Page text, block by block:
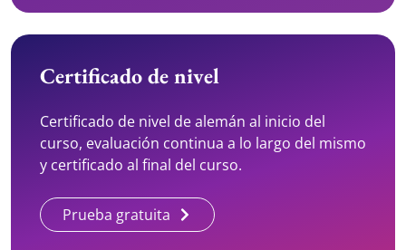
Certificado de nivel
Certificado de nivel de alemán al inicio del
curso, evaluación continua a lo largo del mismo
y certificado al final del curso.
Prueba gratuita